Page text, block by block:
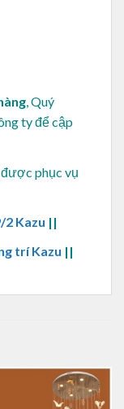
, Quý
ty để cập
phục vụ
2 Kazu ||
trí Kazu ||